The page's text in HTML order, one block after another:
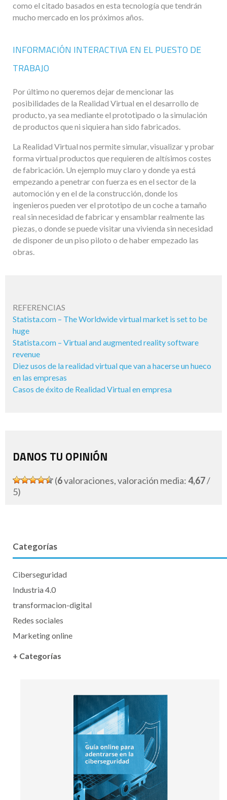
como el citado basados en esta tecnología que tendrán
mucho mercado en los próximos años.
INFORMACIÓN INTERACTIVA EN EL PUESTO DE
TRABAJO
Por último no queremos dejar de mencionar las
posibilidades de la Realidad Virtual en el desarrollo de
producto, ya sea mediante el prototipado o la simulación
de productos que ni siquiera han sido fabricados.
La Realidad Virtual nos permite simular, visualizar y probar
forma virtual productos que requieren de altísimos costes
de fabricación. Un ejemplo muy claro y donde ya está
empezando a penetrar con fuerza es en el sector de la
automoción y en el de la construcción, donde los
ingenieros pueden ver el prototipo de un coche a tamaño
real sin necesidad de fabricar y ensamblar realmente las
piezas, o donde se puede visitar una vivienda sin necesidad
de disponer de un piso piloto o de haber empezado las
obras.
REFERENCIAS
Statista.com – The Worldwide virtual market is set to be
huge
Statista.com – Virtual and augmented reality software
revenue
Diez usos de la realidad virtual que van a hacerse un hueco
en las empresas
Casos de éxito de Realidad Virtual en empresa
DANOS TU OPINIÓN
(6valoraciones, valoración media:4,67/
5)
Categorías
Ciberseguridad
Industria 4.0
transformacion-digital
Redes sociales
Marketing online
+ Categorías